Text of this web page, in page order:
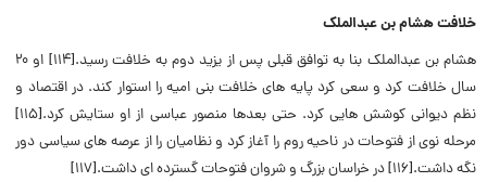
خلافت هشام بن عبدالملک
هشام بن عبدالملک بنا به توافق قبلی پس از یزید دوم به خلافت رسید.[۱۱۴] او ۲۰
سال خلافت کرد و سعی کرد پایه های خلافت بنی امیه را استوار کند. در اقتصاد و
نظم دیوانی کوشش هایی کرد.
حتی بعدها منصور عباسی از او ستایش کرد.[۱۱۵]
مرحله نوی از فتوحات در ناحیه روم را آغاز کرد و نظامیان را از عرصه های سیاسی دور
نگه داشت.[۱۱۶] در خراسان بزرگ و شروان فتوحات گسترده ای داشت.[۱۱۷]